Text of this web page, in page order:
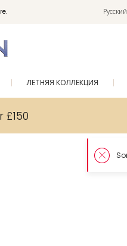
Русский
ЛЕТНЯЯ КОЛЛЕКЦИЯ